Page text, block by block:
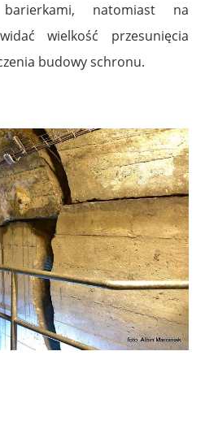
natomiast na
wielkość przesunięcia
budowy schronu.